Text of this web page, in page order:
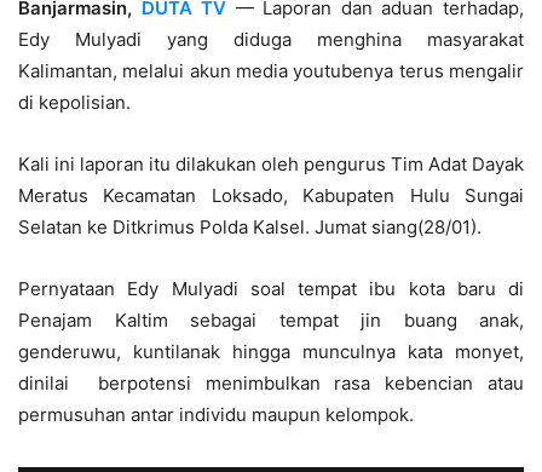
Banjarmasin, DUTA TV — Laporan dan aduan terhadap,
Edy Mulyadi yang diduga menghina masyarakat
Kalimantan, melalui akun media youtubenya terus mengalir
di kepolisian.
Kali ini laporan itu dilakukan oleh pengurus Tim Adat Dayak
Meratus Kecamatan Loksado, Kabupaten Hulu Sungai
Selatan ke Ditkrimus Polda Kalsel. Jumat siang(28/01).
Pernyataan Edy Mulyadi soal tempat ibu kota baru di
Penajam Kaltim sebagai tempat jin buang anak,
genderuwu, kuntilanak hingga munculnya kata monyet,
dinilai berpotensi menimbulkan rasa kebencian atau
permusuhan antar individu maupun kelompok.